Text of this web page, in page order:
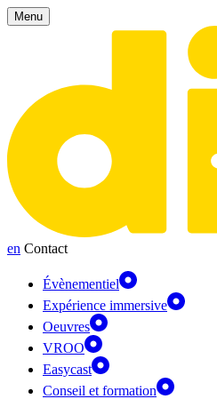
Panneau de gestion des cookies
Menu
en Contact
Évènementiel
Expérience immersive
Oeuvres
VROO
Easycast
Conseil et formation